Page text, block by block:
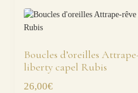
Boucles d’oreilles
liberty capel Rubis
26,00€